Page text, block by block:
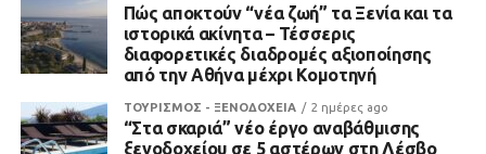
Πώς αποκτούν “νέα ζωή” τα Ξενία και τα
ιστορικά ακίνητα – Τέσσερις
διαφορετικές διαδρομές αξιοποίησης
από την Αθήνα μέχρι Κομοτηνή
ΤΟΥΡΙΣΜΟΣ - ΞΕΝΟΔΟΧΕΙΑ 2 ημέρες ago
“Στα σκαριά” νέο έργο αναβάθμισης
ξενοδοχείου σε 5 αστέρων στη Λέσβο